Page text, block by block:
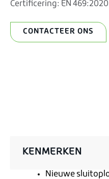
Certificering: EN 469:2020
CONTACTEER ONS
KENMERKEN
Nieuwe